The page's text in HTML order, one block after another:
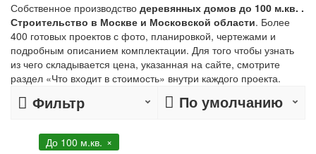
Собственное производство деревянных домов до 100 м.кв. .
Строительство в Москве и Московской области. Более
400 готовых проектов с фото, планировкой, чертежами и
подробным описанием комплектации. Для того чтобы узнать
из чего складывается цена, указанная на сайте, смотрите
раздел «Что входит в стоимость» внутри каждого проекта.
Фильтр По умолчанию
До 100 м.кв.